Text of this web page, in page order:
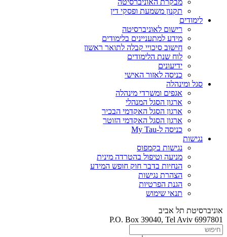
תקנון משמעת ופסקי דין
לימודים
רישום לאוניברסיטה
מידע למתעניינים בלימודים
חישוב סיכויי קבלה לתואר ראשון
לוח שנת הלימודים
ידיעונים
כניסה לאזור האישי
סגל ומינהלה
אגפים ומשרדי מינהלה
ארגון הסגל המנהלי
ארגון הסגל האקדמי הבכיר
ארגון הסגל האקדמי הזוטר
כניסה ל-My Tau
נגישות
נגישות בקמפוס
מניעה וטיפול בהטרדה מינית
הנחיות בדבר חוק חופש המידע
הצהרת נגישות
הגנת הפרטיות
תנאי שימוש
אוניברסיטת תל אביב
P.O. Box 39040, Tel Aviv 6997801